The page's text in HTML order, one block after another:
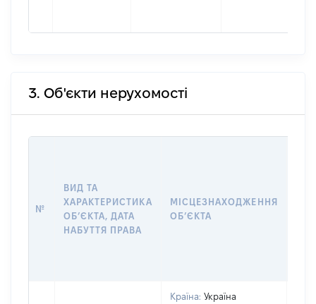
3. Об'єкти нерухомості
№
ВИД ТА
ХАРАКТЕРИСТИКА
ОБʼЄКТА, ДАТА
НАБУТТЯ ПРАВА
МІСЦЕЗНАХОДЖЕННЯ
ОБʼЄКТА
Країна: Україна